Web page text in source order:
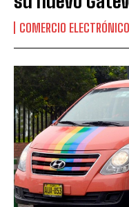
COMERCIO ELECTRÓNICO